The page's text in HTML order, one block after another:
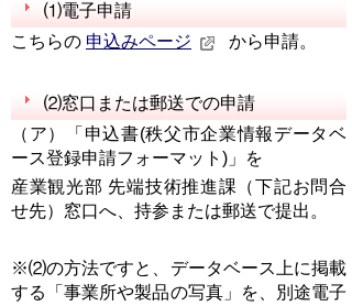
⑴電子申請
こちらの 申込みページ から申請。
⑵窓口または郵送での申請
（ア）「申込書(秩父市企業情報データベ
ース登録申請フォーマット)」
を
産業観光部 先端技術推進課（下記お問合
せ先）窓口へ、持参または郵送で提出。
※⑵の方法ですと、データベース上に掲載
する「事業所や製品の写真」を、別途電子